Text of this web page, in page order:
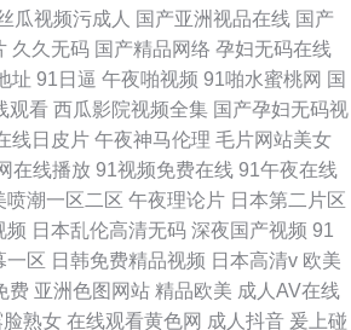
瓜视频污成人 国产亚洲视品在线 国产
久久无码 国产精品网络 孕妇无码在线
址 91日逼 午夜啪视频 91啪水蜜桃网 国
观看 西瓜影院视频全集 国产孕妇无码视
线日皮片 午夜神马伦理 毛片网站美女
在线播放 91视频免费在线 91午夜在线
喷潮一区二区 午夜理论片 日本第二片区
频 日本乱伦高清无码 深夜国产视频 91
一区 日韩免费精品视频 日本高清v 欧美
费 亚洲色图网站 精品欧美 成人AV在线
熟女 在线观看黄色网 成人抖音 爰上碰